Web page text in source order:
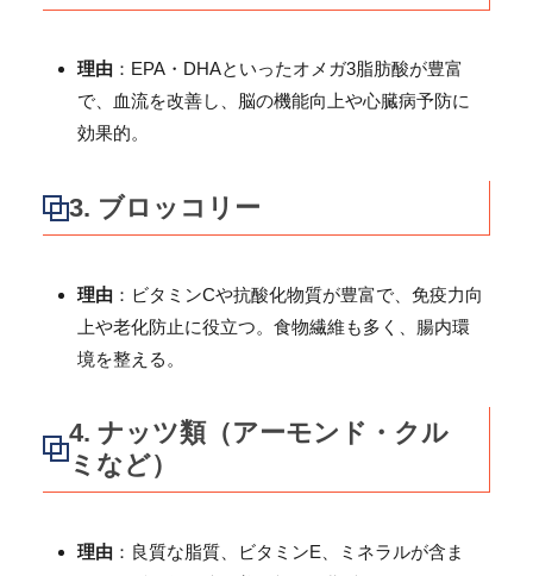
理由 ：EPA・DHAといったオメガ3脂肪酸が豊富
で、血流を改善し、脳の機能向上や心臓病予防に
効果的。
3. ブロッコリー
理由 ：ビタミンCや抗酸化物質が豊富で、免疫力向
上や老化防止に役立つ。食物繊維も多く、腸内環
境を整える。
4. ナッツ類（アーモンド・クル
ミなど）
理由 ：良質な脂質、ビタミンE、ミネラルが含ま